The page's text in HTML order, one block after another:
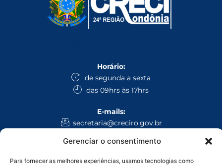
Gerenciar o consentimento
Para fornecer as melhores experiências, usamos tecnologias como
Horário:
de segunda a sexta
das 09hrs às 17hrs
E-mails:
secretaria@creciro.gov.br